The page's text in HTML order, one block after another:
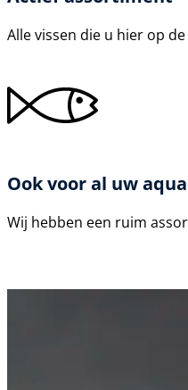
Alle vissen die u hier op
Ook voor al uw
Wij hebben een ruim